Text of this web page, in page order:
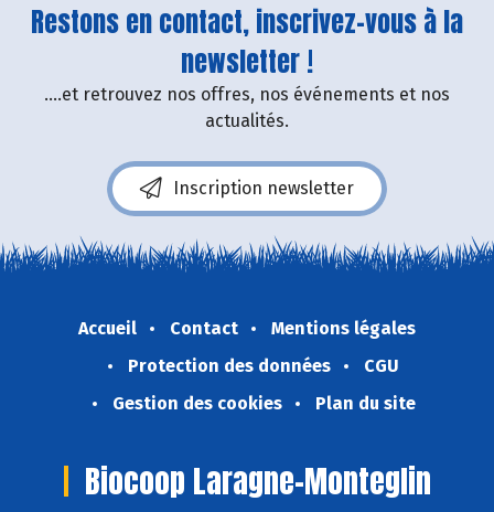
Restons en contact, inscrivez-vous à la
newsletter !
....et retrouvez nos offres, nos événements et nos
actualités.
Inscription newsletter
Accueil Contact
Mentions légales
Protection des données
CGU
Gestion des cookies
Plan du site
Biocoop Laragne-Monteglin